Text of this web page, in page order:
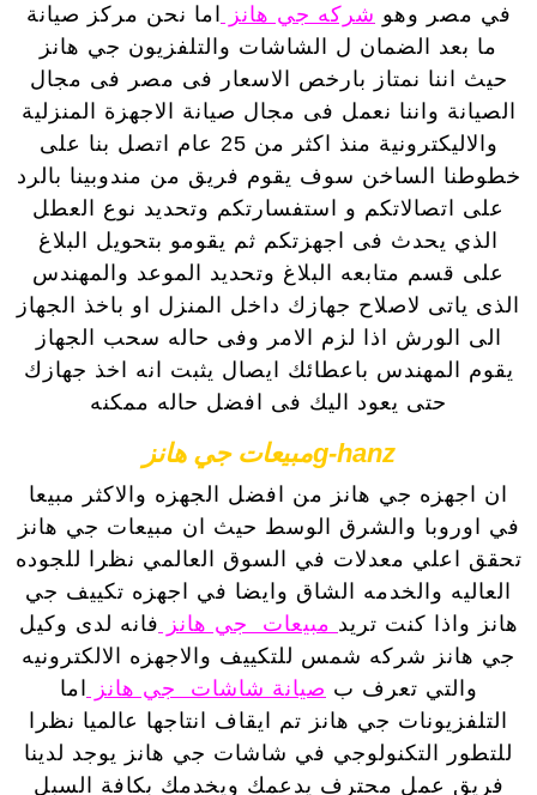
في مصر وهو شركه جي هانز اما نحن مركز صيانة
ما بعد الضمان ل الشاشات والتلفزيون جي هانز
حيث اننا نمتاز بارخص الاسعار فى مصر فى مجال
الصيانة واننا نعمل فى مجال صيانة الاجهزة المنزلية
والاليكترونية منذ اكثر من 25 عام اتصل بنا على
خطوطنا الساخن سوف يقوم فريق من مندوبينا بالرد
على اتصالاتكم و استفسارتكم وتحديد نوع العطل
الذي يحدث فى اجهزتكم ثم يقومو بتحويل البلاغ
على قسم متابعه البلاغ وتحديد الموعد والمهندس
الذى ياتى لاصلاح جهازك داخل المنزل او باخذ الجهاز
الى الورش اذا لزم الامر وفى حاله سحب الجهاز
يقوم المهندس باعطائك ايصال يثبت انه اخذ جهازك
حتى يعود اليك فى افضل حاله ممكنه
g-hanzمبيعات جي هانز
ان اجهزه جي هانز من افضل الجهزه والاكثر مبيعا
في اوروبا والشرق الوسط حيث ان مبيعات جي هانز
تحقق اعلي معدلات في السوق العالمي نظرا للجوده
العاليه والخدمه الشاق وايضا في اجهزه تكييف جي
هانز واذا كنت تريد مبيعات جي هانز فانه لدى وكيل
جي هانز شركه شمس للتكييف والاجهزه الالكترونيه
والتي تعرف ب صيانة شاشات جي هانز اما
التلفزيونات جي هانز تم ايقاف انتاجها عالميا نظرا
للتطور التكنولوجي في شاشات جي هانز يوجد لدينا
فريق عمل محترف يدعمك ويخدمك بكافة السبل